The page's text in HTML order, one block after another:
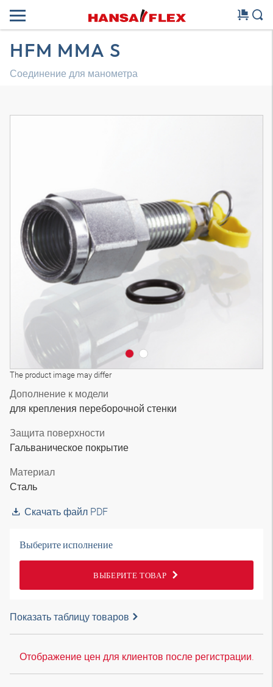
HFM MMA S
Соединение для манометра
The product image may differ
Дополнение к модели
для крепления переборочной стенки
Защита поверхности
Гальваническое покрытие
Материал
Сталь
Скачать файл PDF
Выберите исполнение
ВЫБЕРИТЕ ТОВАР
Показать таблицу товаров
Отображение цен для клиентов после регистрации.